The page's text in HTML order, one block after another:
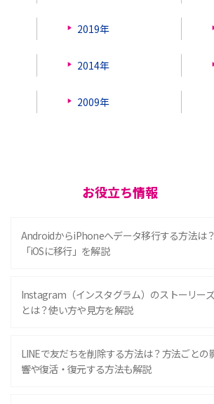
2019年
2014年
2009年
お役立ち情報
AndroidからiPhoneへデータ移行する方法は
「iOSに移行」を解説
Instagram（インスタグラム）のストーリーズ
とは？使い方や見方を解説
LINEで友だちを削除する方法は？方法ごとの
響や復活・復元する方法も解説